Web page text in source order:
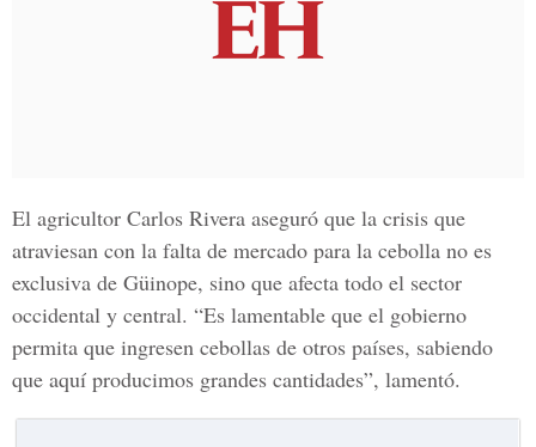
El agricultor Carlos Rivera aseguró que la crisis que
atraviesan con la falta de mercado para la cebolla no es
exclusiva de Güinope, sino que afecta todo el sector
occidental y central. “Es lamentable que el gobierno
permita que ingresen cebollas de otros países, sabiendo
que aquí producimos grandes cantidades”, lamentó.